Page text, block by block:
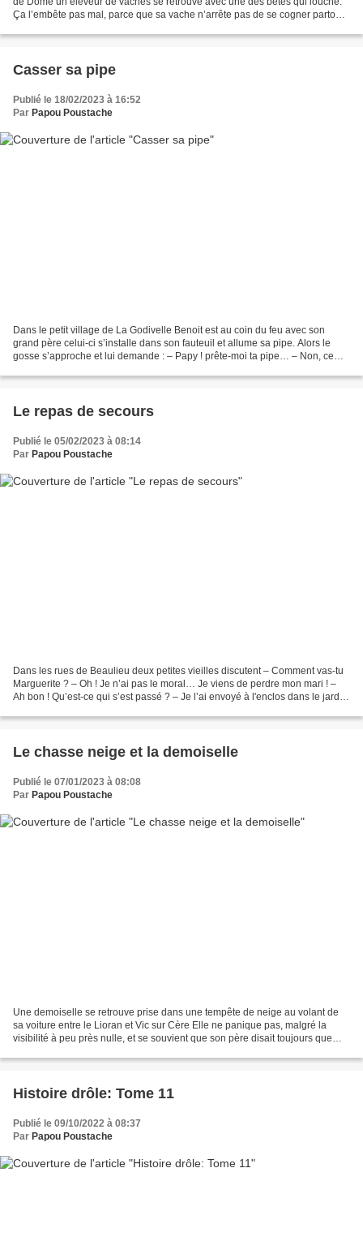
Ça l’embête pas mal, parce que sa vache n’arrête pas de se cogner partout.
Casser sa pipe
Publié le 18/02/2023 à 16:52
Par Papou Poustache
Dans le petit village de La Godivelle Benoit est au coin du feu avec son
grand père celui-ci s’installe dans son fauteuil et allume sa pipe. Alors le
gosse s’approche et lui demande : – Papy ! prête-moi ta pipe… – Non, ce
Le repas de secours
Publié le 05/02/2023 à 08:14
Par Papou Poustache
Dans les rues de Beaulieu deux petites vieilles discutent – Comment vas-tu
Marguerite ? – Oh ! Je n’ai pas le moral… Je viens de perdre mon mari ! –
Ah bon ! Qu’est-ce qui s’est passé ? – Je l’ai envoyé à l'enclos dans le jardin
Le chasse neige et la demoiselle
Publié le 07/01/2023 à 08:08
Par Papou Poustache
Une demoiselle se retrouve prise dans une tempête de neige au volant de
sa voiture entre le Lioran et Vic sur Cère Elle ne panique pas, malgré la
visibilité à peu près nulle, et se souvient que son père disait toujours que
Histoire drôle: Tome 11
Publié le 09/10/2022 à 08:37
Par Papou Poustache